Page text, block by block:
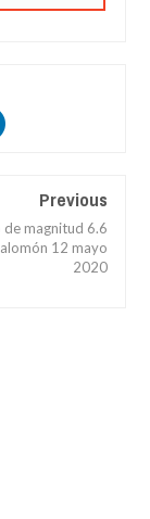
Previous
de magnitud 6.6
12 mayo
2020